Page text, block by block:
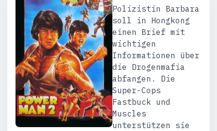
Polizistin Barbara
soll in Hongkong
einen Brief mit
wichtigen
Informationen über
die Drogenmafia
abfangen. Die
Super-Cops
Fastbuck und
Muscles
unterstützen sie